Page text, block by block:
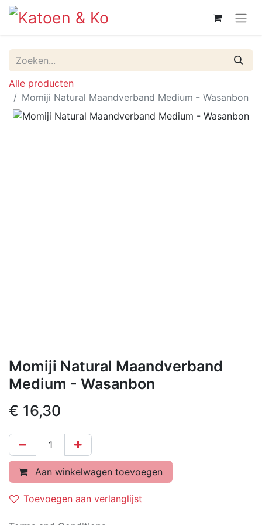
Alle producten
Momiji Natural Maandverband Medium - Wasanbon
Momiji Natural Maandverband
Medium - Wasanbon
€ 16,30
Aan winkelwagen toevoegen
Toevoegen aan verlanglijst